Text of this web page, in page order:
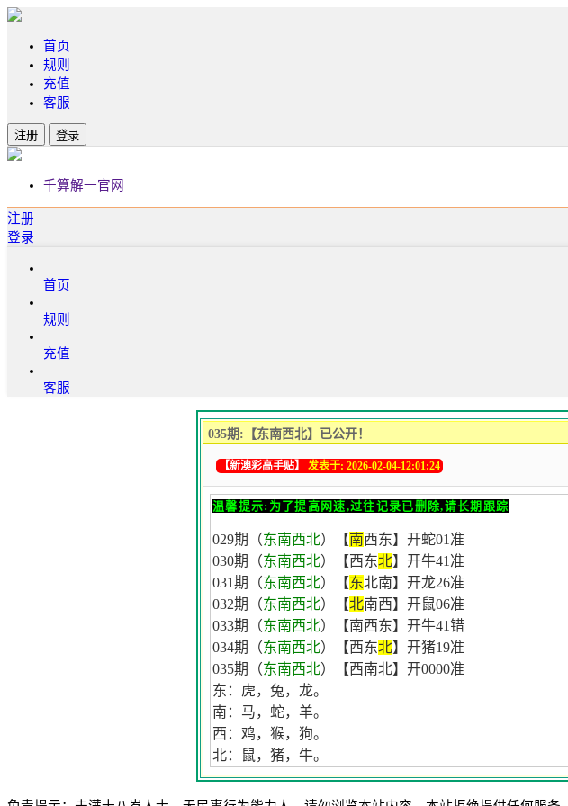
首页
规则
充值
客服
注册 登录
千算解一官网
注册
登录
首页
规则
充值
客服
035期:【东南西北】已公开！
【新澳彩高手贴】 发表于: 2026-02-04-12:01:24
温馨提示:为了提高网速,过往记录已删除,请长期跟踪
029期（东南西北）【南西东】开蛇01准
030期（东南西北）【西东北】开牛41准
031期（东南西北）【东北南】开龙26准
032期（东南西北）【北南西】开鼠06准
033期（东南西北）【南西东】开牛41错
034期（东南西北）【西东北】开猪19准
035期（东南西北）【西南北】开0000准
东：虎，兔，龙。
南：马，蛇，羊。
西：鸡，猴，狗。
北：鼠，猪，牛。